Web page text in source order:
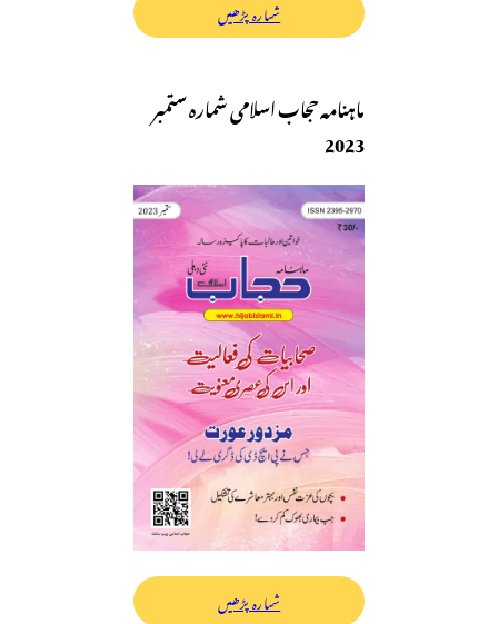
شمارہ پڑھیں
ماہنامہ حجاب اسلامی شمارہ ستمبر
2023
شمارہ پڑھیں